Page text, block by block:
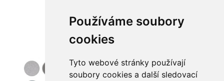
Používáme soubory
cookies
Tyto webové stránky používají
soubory cookies a další sledovací